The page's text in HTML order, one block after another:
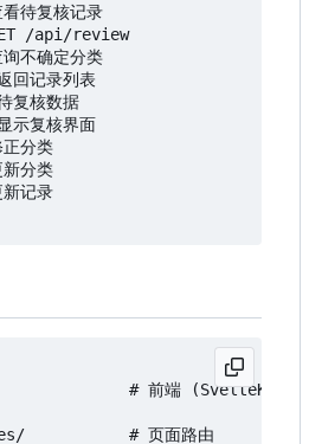
待复核记录
/api/review
不确定分类
回记录列表
复核数据
示复核界面
分类
分类
记录
# 前端 (SvelteKit +
# 页面路由